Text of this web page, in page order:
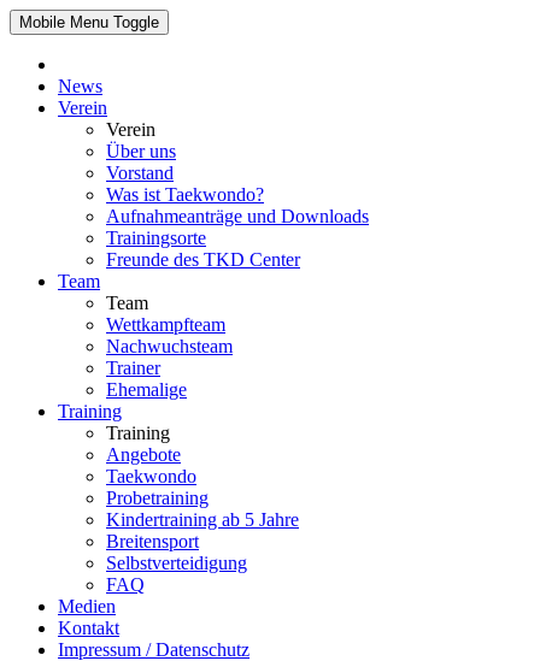
Mobile Menu Toggle
News
Verein
Verein
Über uns
Vorstand
Was ist Taekwondo?
Aufnahmeanträge und Downloads
Trainingsorte
Freunde des TKD Center
Team
Team
Wettkampfteam
Nachwuchsteam
Trainer
Ehemalige
Training
Training
Angebote
Taekwondo
Probetraining
Kindertraining ab 5 Jahre
Breitensport
Selbstverteidigung
FAQ
Medien
Kontakt
Impressum / Datenschutz